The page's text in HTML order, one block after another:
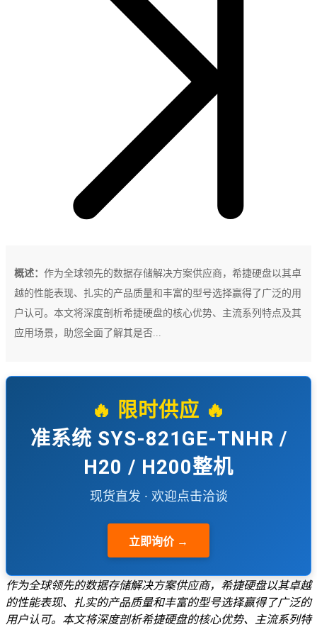
概述： 作为全球领先的数据存储解决方案供应商，希捷硬盘以其卓
越的性能表现、扎实的产品质量和丰富的型号选择赢得了广泛的用
户认可。本文将深度剖析希捷硬盘的核心优势、主流系列特点及其
应用场景，助您全面了解其是否...
🔥 限时供应 🔥
准系统 SYS-821GE-TNHR /
H20 / H200整机
现货直发 · 欢迎点击洽谈
立即询价 →
作为全球领先的数据存储解决方案供应商，希捷硬盘以其卓越
的性能表现、扎实的产品质量和丰富的型号选择赢得了广泛的
用户认可。本文将深度剖析希捷硬盘的核心优势、主流系列特